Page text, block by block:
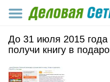
До 31 июля 2015 года
получи книгу в